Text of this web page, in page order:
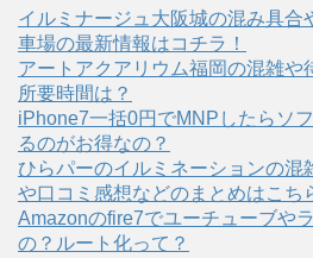
ま
す
)
い
ン
ド
開
す
)
イルミナージュ大阪城の混み具合
車場の最新情報はコチラ！
アートアクアリウム福岡の混雑や
所要時間は？
iPhone7一括0円でMNPしたらソ
るのがお得なの？
ひらパーのイルミネーションの混
や口コミ感想などのまとめはこち
Amazonのfire7でユーチューブや
の？ルート化って？